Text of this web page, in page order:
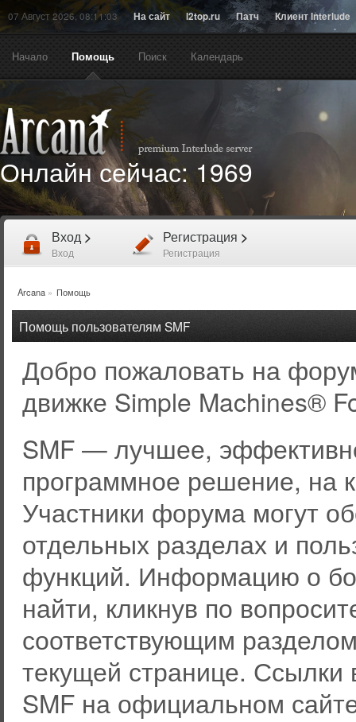
07 Август 2026, 08:11:03 На сайт l2top.ru Патч Клиент Interlude
Начало Помощь Поиск Календарь
Онлайн сейчас:1969
Вход >
Вход
Регистрация >
Регистрация
Arcana» Помощь
Помощь пользователям SMF
Добро пожаловать на
движке Simple Machines®
SMF — лучшее,
программное решение, на
Участники форума могут
отдельных разделах и
функций. Информацию о
найти, кликнув по
соответствующим
текущей странице. Ссылки
SMF на официальном